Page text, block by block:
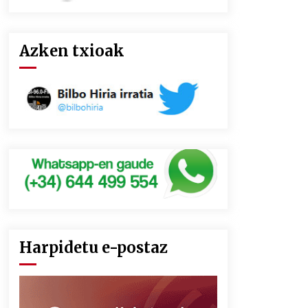
Azken txioak
Harpidetu e-postaz